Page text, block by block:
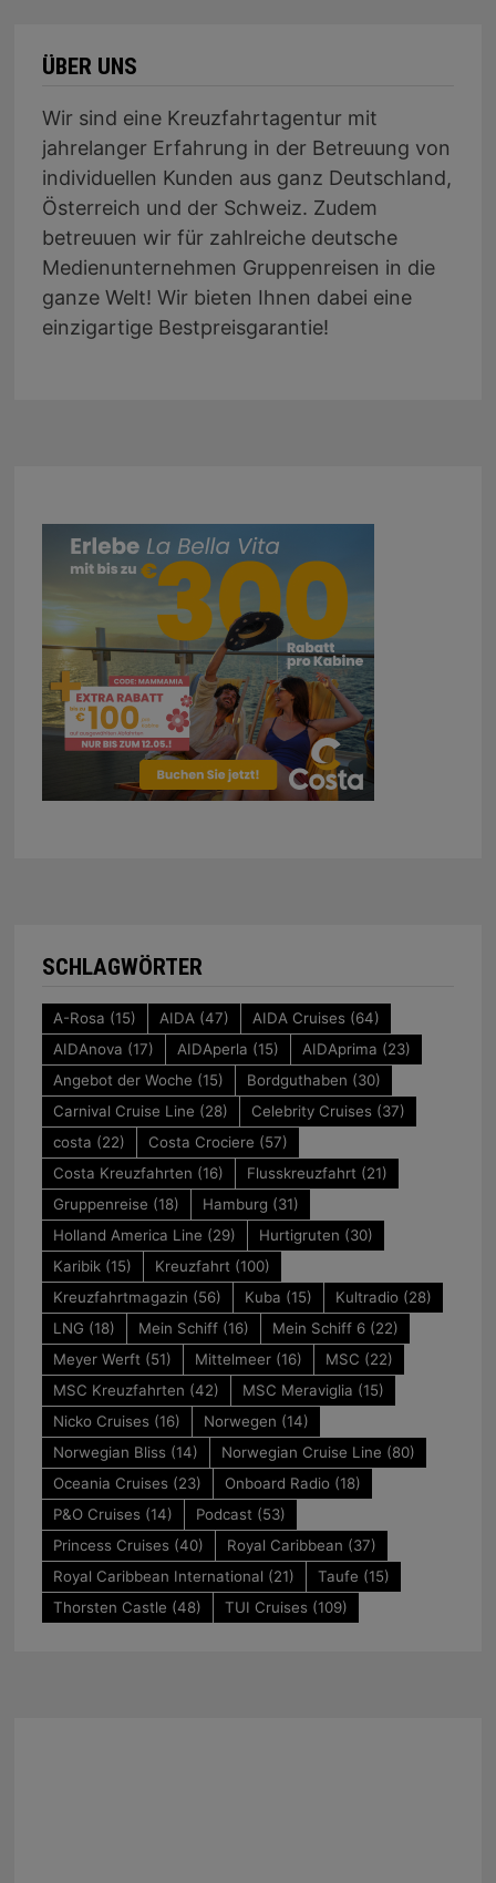
ÜBER UNS
Wir sind eine Kreuzfahrtagentur mit
jahrelanger Erfahrung in der Betreuung von
individuellen Kunden aus ganz Deutschland,
Österreich und der Schweiz. Zudem
betreuuen wir für zahlreiche deutsche
Medienunternehmen Gruppenreisen in die
ganze Welt! Wir bieten Ihnen dabei eine
einzigartige Bestpreisgarantie!
SCHLAGWÖRTER
A-Rosa (15) AIDA (47) AIDA Cruises (64)
AIDAnova (17) AIDAperla (15) AIDAprima (23)
Angebot der Woche (15) Bordguthaben (30)
Carnival Cruise Line (28) Celebrity Cruises (37)
costa (22) Costa Crociere (57)
Costa Kreuzfahrten (16) Flusskreuzfahrt (21)
Gruppenreise (18) Hamburg (31)
Holland America Line (29) Hurtigruten (30)
Karibik(15) Kreuzfahrt (100)
Kreuzfahrtmagazin (56) Kuba (15) Kultradio(28)
LNG (18) Mein Schiff(16) Mein Schiff 6(22)
Meyer Werft (51) Mittelmeer(16) MSC (22)
MSC Kreuzfahrten (42) MSC Meraviglia (15)
Nicko Cruises (16) Norwegen (14)
Norwegian Bliss (14) Norwegian Cruise Line (80)
Oceania Cruises (23) Onboard Radio(18)
P&O Cruises (14) Podcast (53)
Princess Cruises (40) Royal Caribbean (37)
Royal Caribbean International (21) Taufe (15)
Thorsten Castle (48) TUI Cruises (109)